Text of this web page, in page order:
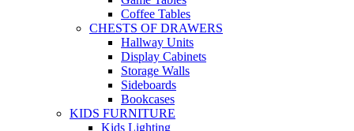
Coffee Tables
CHESTS OF DRAWERS
Hallway Units
Display Cabinets
Storage Walls
Sideboards
Bookcases
KIDS FURNITURE
Kids Lighting